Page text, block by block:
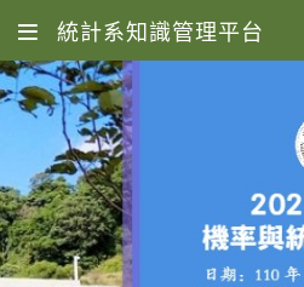
統計系知識管理平台